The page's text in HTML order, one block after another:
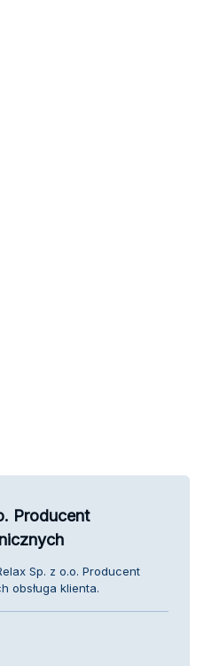
Producent
Sp. z o.o. Producent
obsługa klienta.